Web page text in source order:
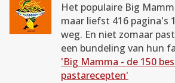
Het populaire Big
maar liefst 416 pagina's
weg. En niet zomaar
een bundeling van hun
'Big Mamma - de 150
pastarecepten'